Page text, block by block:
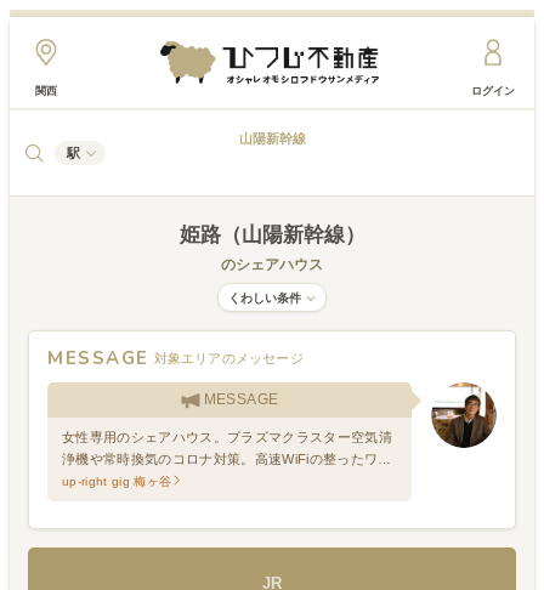
関西 ログイン
駅
山陽新幹線
姫路（山陽新幹線）
のシェアハウス
くわしい条件
MESSAGE 対象エリアのメッセージ
MESSAGE
女性専用のシェアハウス。プラズマクラスター空気清
浄機や常時換気のコロナ対策。高速WiFiの整ったワー
クスペースでのリモートワーク・Web会議等に対応が
up-right gig 梅ヶ谷
JR